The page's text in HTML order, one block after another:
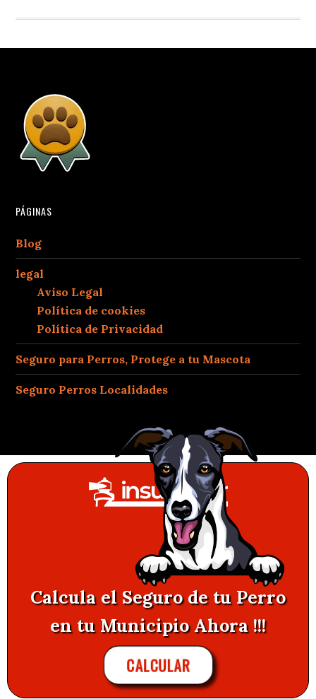
PÁGINAS
Blog
legal
Aviso Legal
Política de cookies
Política de Privacidad
Seguro para Perros, Protege a tu Mascota
Seguro Perros Localidades
Calcula el Seguro de tu Perro
en tu Municipio Ahora !!!
CALCULAR